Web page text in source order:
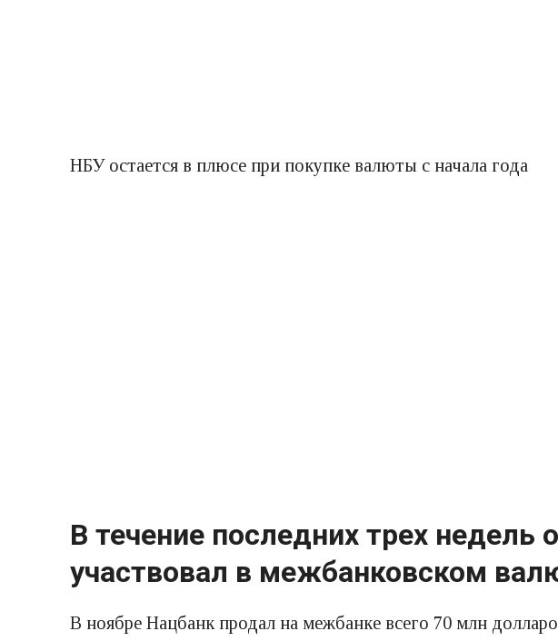
НБУ остается в плюсе при покупке валюты с начала года
В течение последних трех
участвовал в межбанковском
В ноябре Нацбанк продал на межбанке всего 70 млн